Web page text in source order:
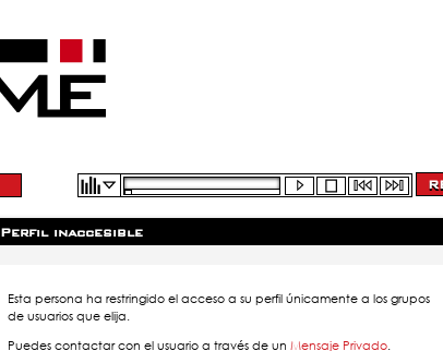
Perfil inaccesible
Esta persona ha restringido el acceso a su perfil únicamente a los grupos
de usuarios que elija.
Puedes contactar con el usuario a través de un Mensaje Privado.